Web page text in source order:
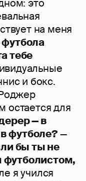
это
на меня
тебе
и бокс.
для
— в
футболе?—
бы ты не
я учился